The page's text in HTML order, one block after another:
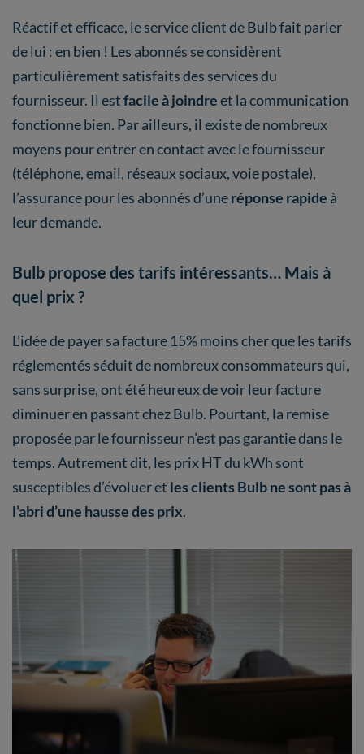
Réactif et efficace, le service client de Bulb fait parler
de lui : en bien ! Les abonnés se considèrent
particulièrement satisfaits des services du
fournisseur. Il estfacile à joindreet la communication
fonctionne bien. Par ailleurs, il existe de nombreux
moyens pour entrer en contact avec le fournisseur
(téléphone, email, réseaux sociaux, voie postale),
l’assurance pour les abonnés d’uneréponse rapide à
leur demande.
Bulb propose des tarifs intéressants… Mais à
quel prix ?
L’idée de payer sa facture 15% moins cher que les tarifs
réglementés séduit de nombreux consommateurs qui,
sans surprise, ont été heureux de voir leur facture
diminuer en passant chez Bulb. Pourtant, la remise
proposée par le fournisseur n’est pas garantie dans le
temps. Autrement dit, les prix HT du kWh sont
susceptibles d’évoluer et les clients Bulb ne sont pas à
l’abri d’une hausse des prix.